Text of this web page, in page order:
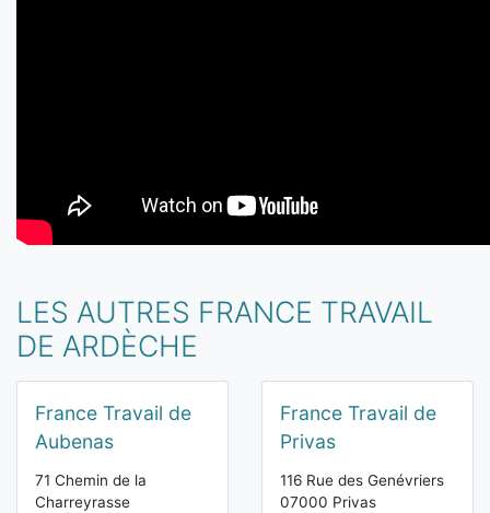
LES AUTRES FRANCE TRAVAIL
DE ARDÈCHE
France Travail de
Aubenas
71 Chemin de la
Charreyrasse
France Travail de
Privas
116 Rue des Genévriers
07000 Privas